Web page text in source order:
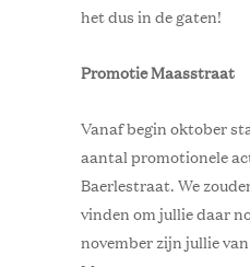
het dus in de gaten!
Promotie Maasstraat
Vanaf begin oktober
aantal promotionele
Baerlestraat. We
vinden om jullie daar
november zijn jullie